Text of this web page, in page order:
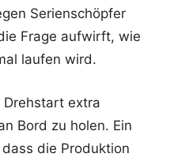
Serienschöpfer
Frage aufwirft, wie
laufen wird.
extra
Bord zu holen. Ein
die Produktion